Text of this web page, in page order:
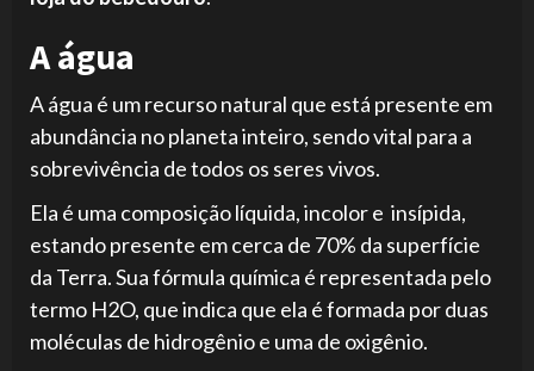
A água
A água é um recurso natural que está presente em
abundância no planeta inteiro, sendo vital para a
sobrevivência de todos os seres vivos.
Ela é uma composição líquida, incolor e insípida,
estando presente em cerca de 70% da superfície
da Terra. Sua fórmula química é representada pelo
termo H2O, que indica que ela é formada por duas
moléculas de hidrogênio e uma de oxigênio.